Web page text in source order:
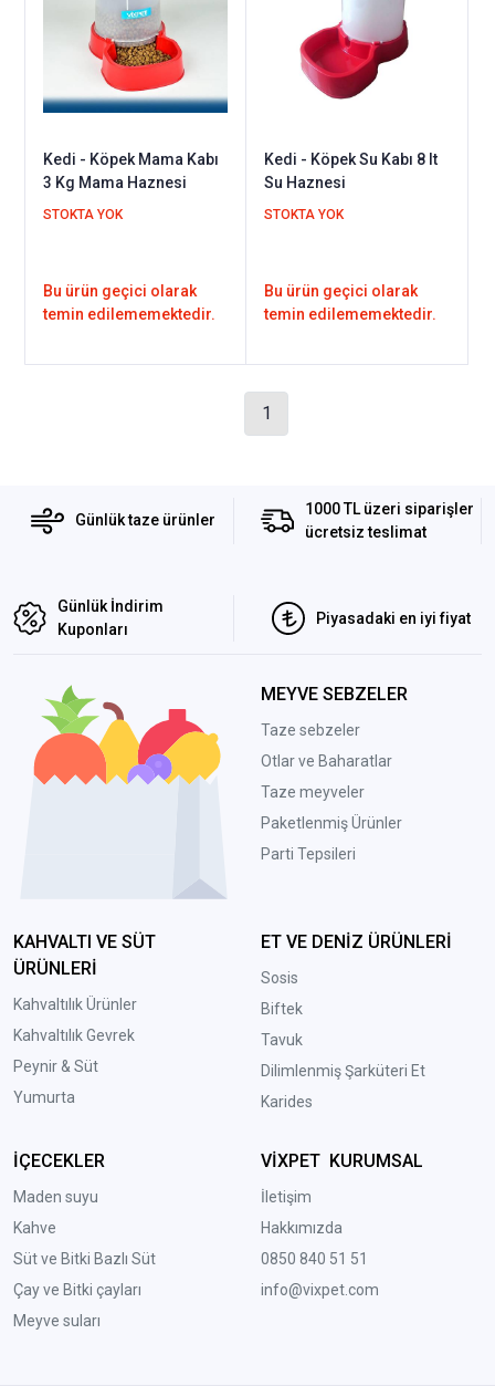
Kedi - Köpek Mama Kabı
3 Kg Mama Haznesi
STOKTA YOK
Bu ürün geçici olarak
temin edilememektedir.
Kedi - Köpek Su Kabı 8 lt
Su Haznesi
STOKTA YOK
Bu ürün geçici olarak
temin edilememektedir.
1
Günlük taze ürünler
1000 TL üzeri siparişler
ücretsiz teslimat
Günlük İndirim
Kuponları
Piyasadaki en iyi fiyat
MEYVE SEBZELER
Taze sebzeler
Otlar ve Baharatlar
Taze meyveler
Paketlenmiş Ürünler
Parti Tepsileri
KAHVALTI VE SÜT
ÜRÜNLERİ
Kahvaltılık Ürünler
Kahvaltılık Gevrek
Peynir & Süt
Yumurta
ET VE DENİZ ÜRÜNLERİ
Sosis
Biftek
Tavuk
Dilimlenmiş Şarküteri Et
Karides
İÇECEKLER
Maden suyu
Kahve
Süt ve Bitki Bazlı Süt
Çay ve Bitki çayları
Meyve suları
VİXPET KURUMSAL
İletişim
Hakkımızda
0850 840 51 51
info@vixpet.com